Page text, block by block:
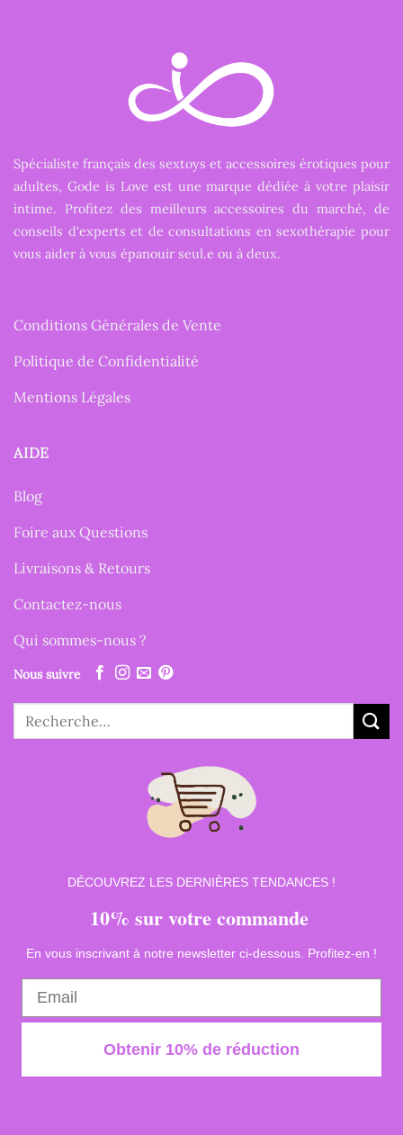
Spécialiste français des sextoys et accessoires érotiques pour
adultes, Gode is Love est une marque dédiée à votre plaisir
intime. Profitez des meilleurs accessoires du marché, de
conseils d'experts et de consultations en sexothérapie pour
vous aider à vous épanouir seul.e ou à deux.
Conditions Générales de Vente
Politique de Confidentialité
Mentions Légales
AIDE
Blog
Foire aux Questions
Livraisons & Retours
Contactez-nous
Qui sommes-nous ?
Nous suivre
Recherche
pour :
DÉCOUVREZ LES DERNIÈRES TENDANCES !
10% sur votre commande
En vous inscrivant à notre newsletter ci-dessous. Profitez-en !
Obtenir 10% de réduction